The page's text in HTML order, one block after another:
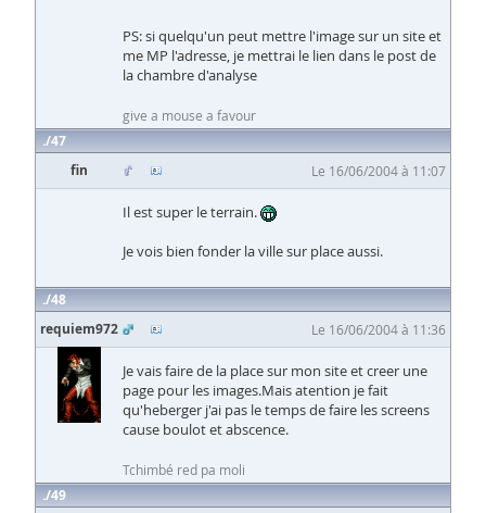
PS: si quelqu'un peut mettre l'image sur un site et
me MP l'adresse, je mettrai le lien dans le post de
la chambre d'analyse
give a mouse a favour
47
fin
Le 16/06/2004 à 11:07
Il est super le terrain.
Je vois bien fonder la ville sur place aussi.
48
requiem972
Le 16/06/2004 à 11:36
Je vais faire de la place sur mon site et creer une
page pour les images.Mais atention je fait
qu'heberger j'ai pas le temps de faire les screens
cause boulot et abscence.
Tchimbé red pa moli
49